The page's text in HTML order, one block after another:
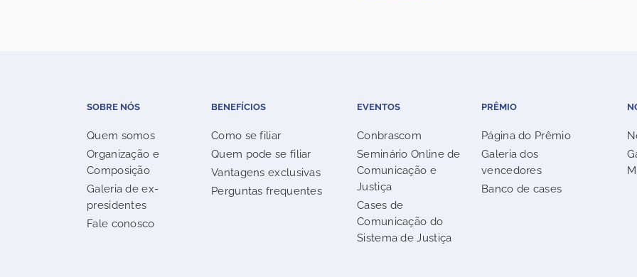
SOBRE NÓS
Quem somos
Organização e
Composição
Galeria de ex-
presidentes
Fale conosco
BENEFÍCIOS
Como se filiar
Quem pode se filiar
Vantagens exclusivas
Perguntas frequentes
EVENTOS
Conbrascom
Seminário Online de
Comunicação e
Justiça
Cases de
Comunicação do
Sistema de Justiça
PRÊMIO
Página do Prêmio
Galeria dos
vencedores
Banco de cases